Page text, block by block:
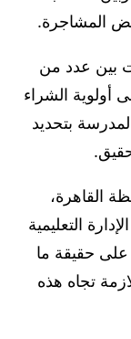
المشاجرة.
بين عدد من
أولوية الشراء
بتحديد
القاهرة،
التعليمية
على حقيقة ما
تجاه هذه